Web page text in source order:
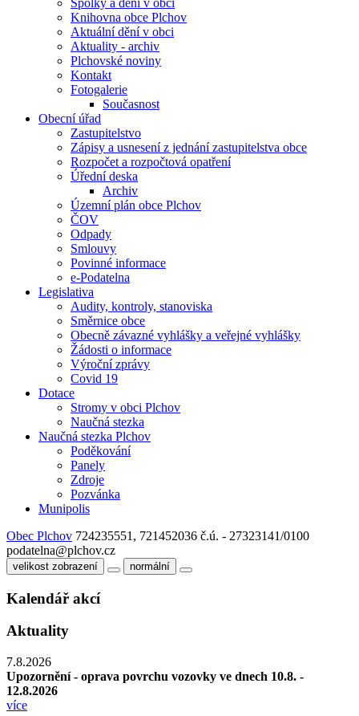
Knihovna obce Plchov
Aktuální dění v obci
Aktuality - archiv
Plchovské noviny
Kontakt
Fotogalerie
Současnost
Obecní úřad
Zastupitelstvo
Zápisy a usnesení z jednání zastupitelstva obce
Rozpočet a rozpočtová opatření
Úřední deska
Archiv
Územní plán obce Plchov
ČOV
Odpady
Smlouvy
Povinné informace
e-Podatelna
Legislativa
Audity, kontroly, stanoviska
Směrnice obce
Obecně závazné vyhlášky a veřejné vyhlášky
Žádosti o informace
Výroční zprávy
Covid 19
Dotace
Stromy v obci Plchov
Naučná stezka
Naučná stezka Plchov
Poděkování
Panely
Zdroje
Pozvánka
Munipolis
Obec Plchov 724235551, 721452036 č.ú. - 27323141/0100
podatelna@plchov.cz
velikost zobrazení normální
Kalendář akcí
Aktuality
7.8.2026
Upozornění - oprava povrchu vozovky ve dnech 10.8. -
12.8.2026
více